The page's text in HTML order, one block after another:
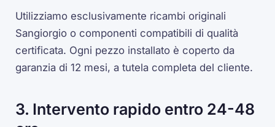
Utilizziamo esclusivamente ricambi originali
Sangiorgio o componenti compatibili di qualità
certificata. Ogni pezzo installato è coperto da
garanzia di 12 mesi, a tutela completa del cliente.
3. Intervento rapido entro 24-48